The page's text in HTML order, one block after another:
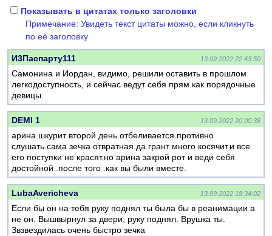
Показывать в цитатах только заголовки
Примечание: Увидеть текст цитаты можно, если кликнуть
по её заголовку
И3Паспарту111 13.09.2022 22:43:50
Самонина и Иордан, видимо, решили оставить в прошлом
легкодоступность, и сейчас ведут себя прям как порядочные
девицы.
DEMI 1 13.09.2022 20:00:38
арина шкурит второй день.отбеливается.противно
слушать.сама зечка отвратная.да.грант много косячит.и все
его поступки не красят.но арина закрой рот и веди себя
достойной .после того .как вы были вместе.
LubaAvericheva 13.09.2022 18:34:02
Если бы он на тебя руку поднял ты была бы в реанимации а
не он. Вышвырнул за двери, руку поднял. Врушка ты.
Звзвездилась очень быстро зечка